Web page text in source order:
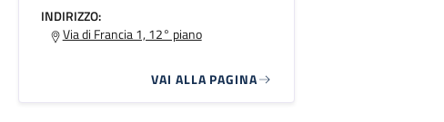
INDIRIZZO:
Via di Francia 1, 12° piano
VAI ALLA PAGINA